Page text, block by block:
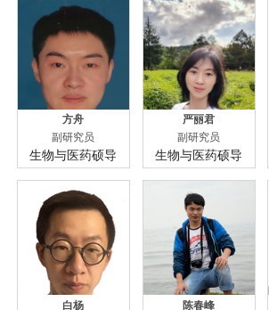
方舟
副研究员
生物与医药硕导
严丽君
副研究员
生物与医药硕导
白杨
陈春峰